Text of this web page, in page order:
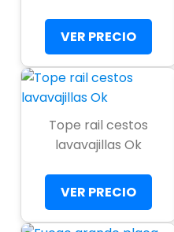
VER PRECIO
Tope rail cestos
lavavajillas Ok
VER PRECIO